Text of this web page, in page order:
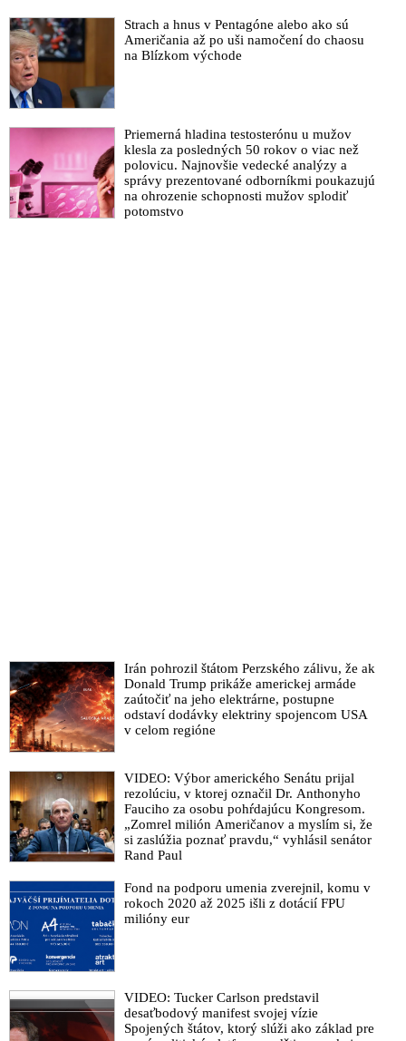
pracovníkov?“ spýtal sa
Strach a hnus v Pentagóne alebo ako sú
Američania až po uši namočení do chaosu
na Blízkom východe
Priemerná hladina testosterónu u mužov
klesla za posledných 50 rokov o viac než
polovicu. Najnovšie vedecké analýzy a
správy prezentované odborníkmi poukazujú
na ohrozenie schopnosti mužov splodiť
potomstvo
Irán pohrozil štátom Perzského zálivu, že ak
Donald Trump prikáže americkej armáde
zaútočiť na jeho elektrárne, postupne
odstaví dodávky elektriny spojencom USA
v celom regióne
VIDEO: Výbor amerického Senátu prijal
rezolúciu, v ktorej označil Dr. Anthonyho
Fauciho za osobu pohŕdajúcu Kongresom.
„Zomrel milión Američanov a myslím si, že
si zaslúžia poznať pravdu,“ vyhlásil senátor
Rand Paul
Fond na podporu umenia zverejnil, komu v
rokoch 2020 až 2025 išli z dotácií FPU
milióny eur
VIDEO: Tucker Carlson predstavil
desaťbodový manifest svojej vízie
Spojených štátov, ktorý slúži ako základ pre